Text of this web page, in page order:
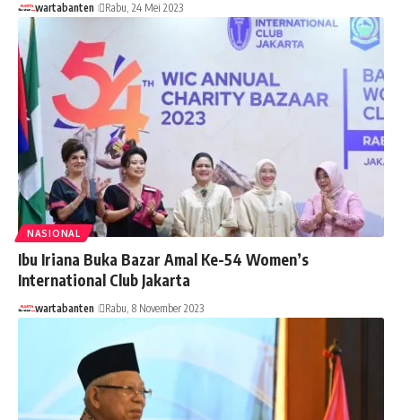
wartabanten Rabu, 24 Mei 2023
NASIONAL
Ibu Iriana Buka Bazar Amal Ke-54 Women’s
International Club Jakarta
wartabanten Rabu, 8 November 2023